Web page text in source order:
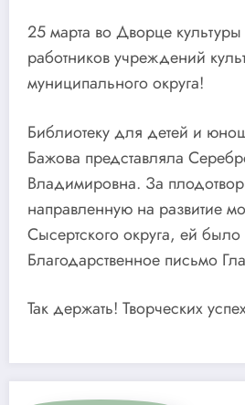
25 марта во Дворце культуры
работников учреждений
муниципального округа!
Библиотеку для детей и
Бажова представляла
Владимировна. За
направленную на развитие
Сысертского округа, ей
Благодарственное письмо
Так держать! Творческих